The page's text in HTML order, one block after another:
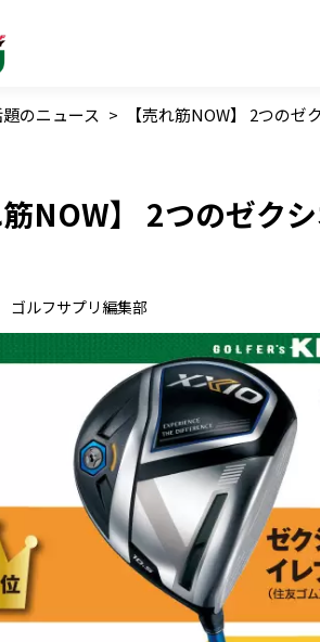
のニュース > 【売れ筋NOW】 2つの
筋NOW】 2つのゼク
ゴルフサプリ編集部